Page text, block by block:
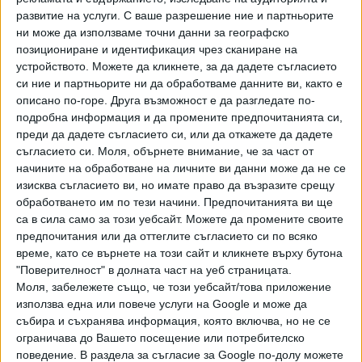
развитие на услуги. С ваше разрешение ние и партньорите
ни може да използваме точни данни за географско
позициониране и идентификация чрез сканиране на
устройството. Можете да кликнете, за да дадете съгласието
си ние и партньорите ни да обработваме данните ви, както е
описано по-горе. Друга възможност е да разгледате по-
подробна информация и да промените предпочитанията си,
преди да дадете съгласието си, или да откажете да дадете
съгласието си.
Моля, обърнете внимание, че за част от
начините на обработване на личните ви данни може да не се
изисква съгласието ви, но имате право да възразите срещу
обработването им по тези начини. Предпочитанията ви ще
са в сила само за този уебсайт. Можете да промените своите
предпочитания или да оттеглите съгласието си по всяко
време, като се върнете на този сайт и кликнете върху бутона
"Поверителност" в долната част на уеб страницата.
Моля, забележете също, че този уебсайт/това приложение
използва една или повече услуги на Google и може да
събира и съхранява информация, която включва, но не се
ограничава до Вашето посещение или потребителско
поведение. В раздела за съгласие за Google по-долу можете
В суматохата около обекта бяха извършени куп
проверки, които установиха всякакви нарушения в него.
"Строежът на Алепу е незаконен защото са нарушени
две директиви - за екологична оценка и за природните
местообитания и това лесно ще бъде доказано", написа
и сега Тома Белев. Петчленката на ВАС обаче
потвърждава решението на първата инстанция, че
министърът на регионалното развитие
незаконосъобразно е отказал предварително съгласие.
Проблемът е, че Шишков се е мотивирал с това, че
представеното по преписката разрешение за укрепване
на свлачището, издадено от началника на ДНСК, е
нищожно. Министърът се позовава на прогласена от
съда с влязло в сила решение, нищожност на предходен
административен акт - Разрешение за строеж от 2018 г.
на главния архитект на община Созопол за "Курортен
комплекс "Алепу Вилидж" на два етапа, с мотив, че това